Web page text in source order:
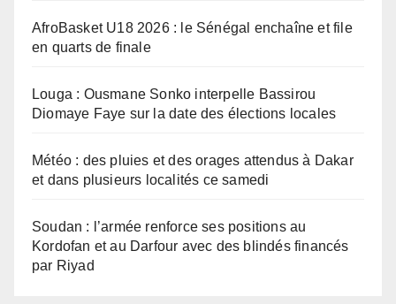
AfroBasket U18 2026 : le Sénégal enchaîne et file
en quarts de finale
Louga : Ousmane Sonko interpelle Bassirou
Diomaye Faye sur la date des élections locales
Météo : des pluies et des orages attendus à Dakar
et dans plusieurs localités ce samedi
Soudan : l’armée renforce ses positions au
Kordofan et au Darfour avec des blindés financés
par Riyad